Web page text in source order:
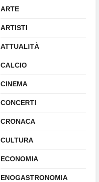
ARTE
ARTISTI
ATTUALITÀ
CALCIO
CINEMA
CONCERTI
CRONACA
CULTURA
ECONOMIA
ENOGASTRONOMIA